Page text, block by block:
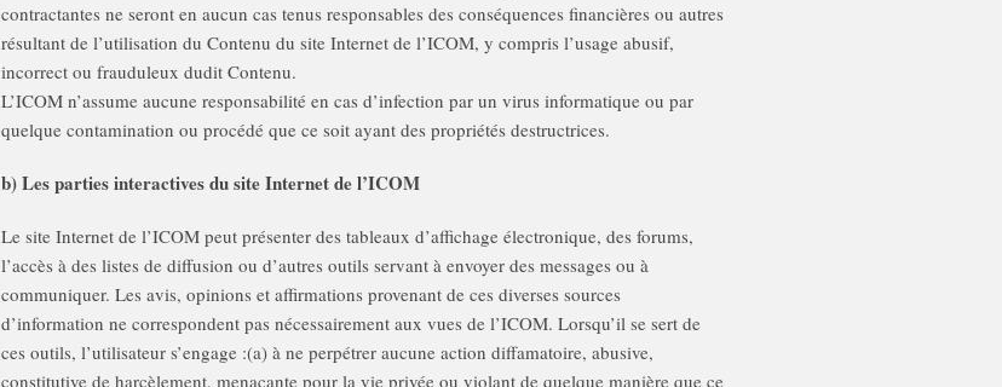
contractantes ne seront en aucun cas tenus responsables des conséquences financières ou autres
résultant de l’utilisation du Contenu du site Internet de l’ICOM, y compris l’usage abusif,
incorrect ou frauduleux dudit Contenu.
L’ICOM n’assume aucune responsabilité en cas d’infection par un virus informatique ou par
quelque contamination ou procédé que ce soit ayant des propriétés destructrices.
b) Les parties interactives du site Internet de l’ICOM
Le site Internet de l’ICOM peut présenter des tableaux d’affichage électronique, des forums,
l’accès à des listes de diffusion ou d’autres outils servant à envoyer des messages ou à
communiquer. Les avis, opinions et affirmations provenant de ces diverses sources
d’information ne correspondent pas nécessairement aux vues de l’ICOM. Lorsqu’il se sert de
ces outils, l’utilisateur s’engage :(a) à ne perpétrer aucune action diffamatoire, abusive,
constitutive de harcèlement, menaçante pour la vie privée ou violant de quelque manière que ce